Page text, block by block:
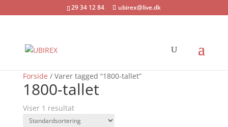
29 34 12 84 ubirex@live.dk
Forside / Varer tagged “1800-tallet”
1800-tallet
Viser 1 resultat
Tilbud!